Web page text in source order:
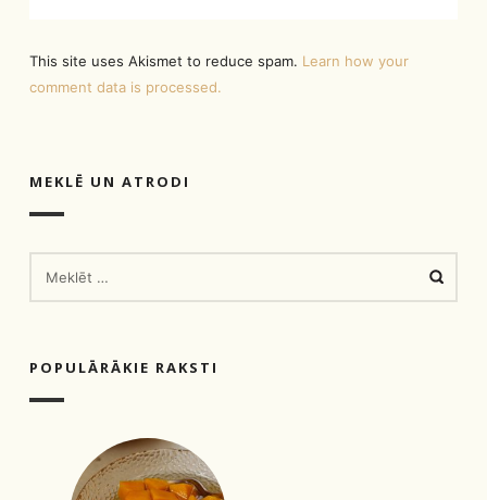
This site uses Akismet to reduce spam. Learn how your
comment data is processed.
MEKLĒ UN ATRODI
POPULĀRĀKIE RAKSTI